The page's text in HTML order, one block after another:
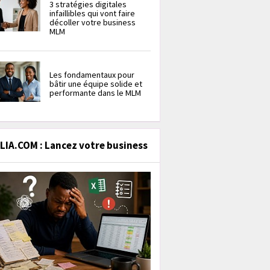
3 stratégies digitales
infaillibles qui vont faire
décoller votre business
MLM
Les fondamentaux pour
bâtir une équipe solide et
performante dans le MLM
: Lancez votre business